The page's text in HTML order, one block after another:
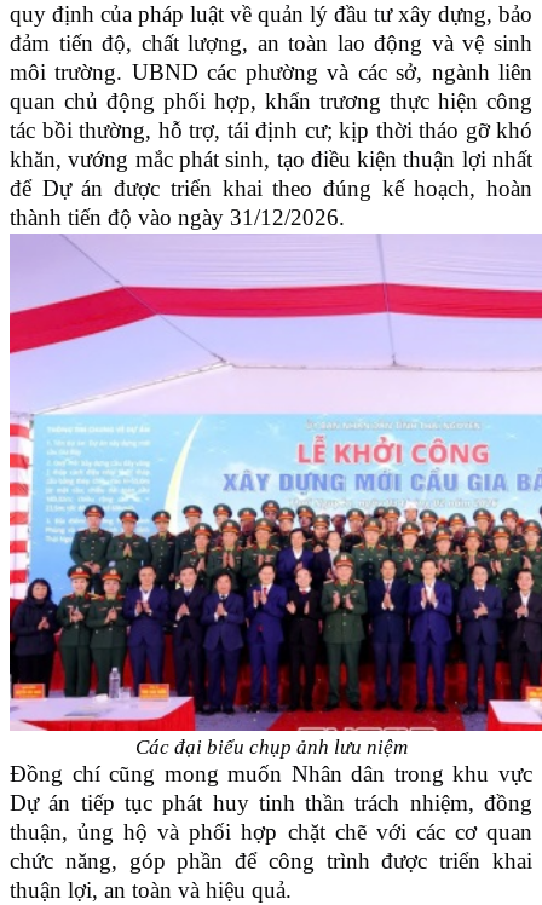
quy định của pháp luật về quản lý đầu tư xây dựng, bảo
đảm tiến độ, chất lượng, an toàn lao động và vệ sinh
môi trường. UBND các phường và các sở, ngành liên
quan chủ động phối hợp, khẩn trương thực hiện công
tác bồi thường, hỗ trợ, tái định cư; kịp thời tháo gỡ khó
khăn, vướng mắc phát sinh, tạo điều kiện thuận lợi nhất
để Dự án được triển khai theo đúng kế hoạch, hoàn
thành tiến độ vào ngày 31/12/2026.
Các đại biểu chụp ảnh lưu niệm
Đồng chí cũng mong muốn Nhân dân trong khu vực
Dự án tiếp tục phát huy tinh thần trách nhiệm, đồng
thuận, ủng hộ và phối hợp chặt chẽ với các cơ quan
chức năng, góp phần để công trình được triển khai
thuận lợi, an toàn và hiệu quả.